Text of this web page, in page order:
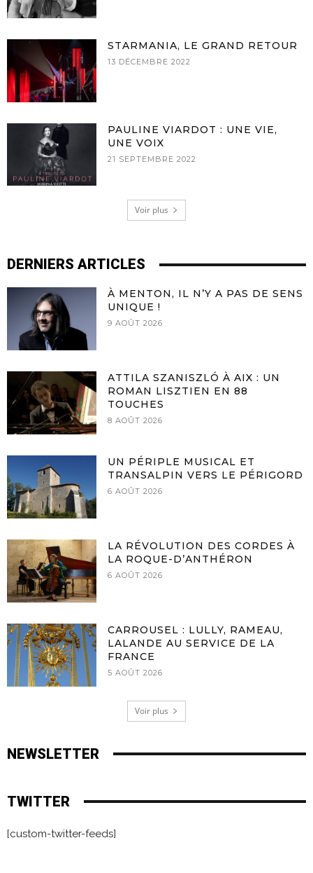
STARMANIA, LE GRAND RETOUR
13 DÉCEMBRE 2022
PAULINE VIARDOT : UNE VIE,
UNE VOIX
21 SEPTEMBRE 2022
Voir plus
DERNIERS ARTICLES
À MENTON, IL N’Y A PAS DE SENS
UNIQUE !
9 AOÛT 2026
ATTILA SZANISZLÓ À AIX : UN
ROMAN LISZTIEN EN 88
TOUCHES
8 AOÛT 2026
UN PÉRIPLE MUSICAL ET
TRANSALPIN VERS LE PÉRIGORD
6 AOÛT 2026
LA RÉVOLUTION DES CORDES À
LA ROQUE-D’ANTHÉRON
6 AOÛT 2026
CARROUSEL : LULLY, RAMEAU,
LALANDE AU SERVICE DE LA
FRANCE
5 AOÛT 2026
Voir plus
NEWSLETTER
TWITTER
[custom-twitter-feeds]